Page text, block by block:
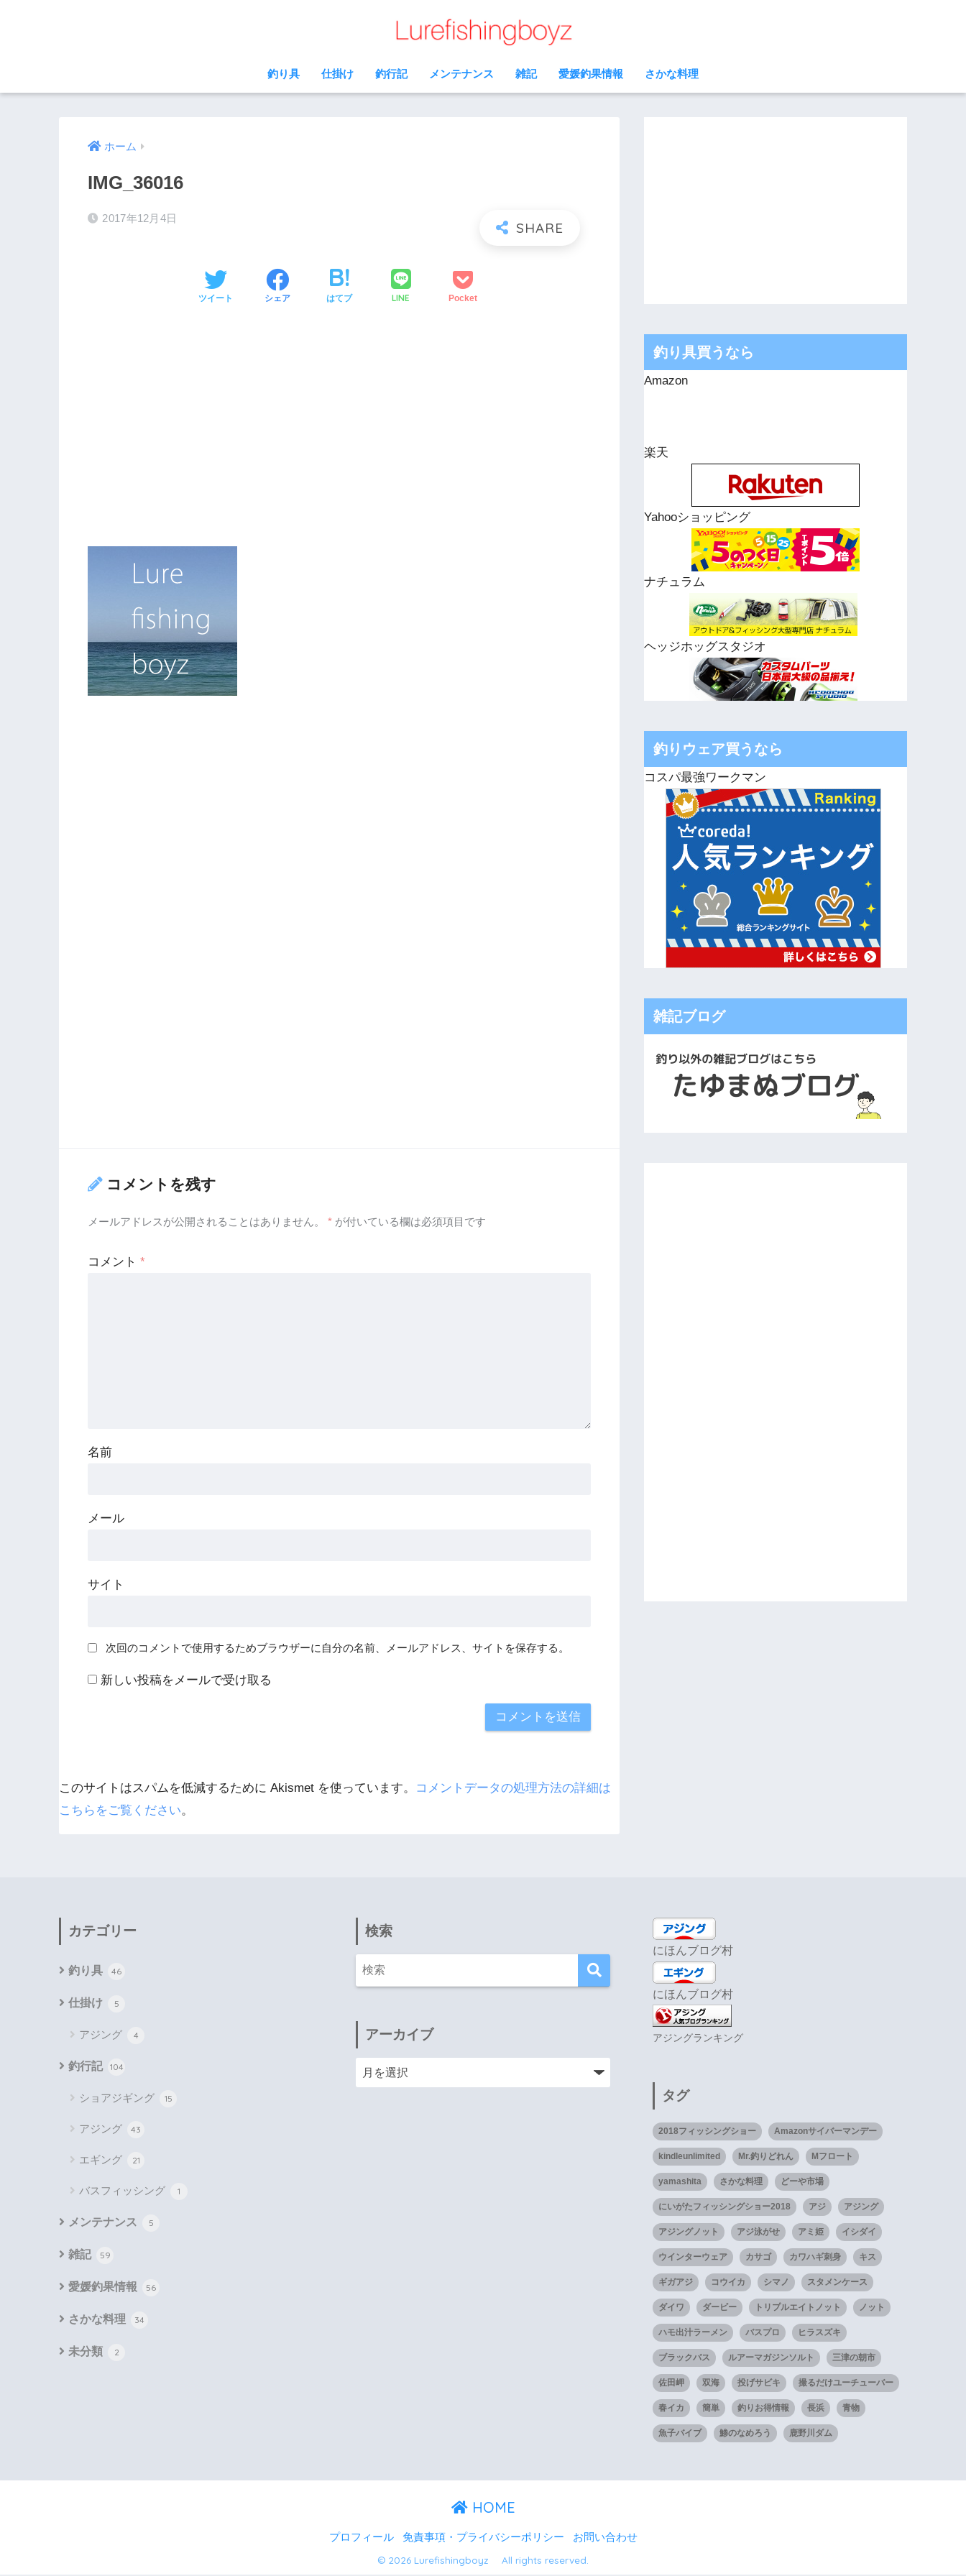
釣り具 仕掛け 釣行記 メンテナンス 雑記 愛媛釣果情報 さかな料理
ホーム
IMG_36016
2017年12月4日
ツイート シェア はてブ LINE Pocket
コメントを残す
メールアドレスが公開されることはありません。 * が付いている欄は必須項目です
コメント *
名前
メール
サイト
次回のコメントで使用するためブラウザーに自分の名前、メールアドレス、サイトを保存する。
新しい投稿をメールで受け取る
このサイトはスパムを低減するために Akismet を使っています。
コメントデータの処理方法の詳細は
こちらをご覧ください。
釣り具買うなら
Amazon
楽天
Yahooショッピング
ナチュラム
ヘッジホッグスタジオ
釣りウェア買うなら
コスパ最強ワークマン
雑記ブログ
カテゴリー
釣り具 46
仕掛け 5
アジング 4
釣行記 104
ショアジギング 15
アジング 43
エギング 21
バスフィッシング 1
メンテナンス 5
雑記 59
愛媛釣果情報 56
さかな料理 34
未分類 2
検索
アーカイブ
にほんブログ村
にほんブログ村
アジングランキング
タグ
2018フィッシングショー Amazonサイバーマンデー
kindleunlimited Mr.釣りどれん Mフロート
yamashita さかな料理 どーや市場
にいがたフィッシングショー2018 アジ アジング
アジングノット アジ泳がせ アミ姫 イシダイ
ウインターウェア カサゴ カワハギ刺身 キス
ギガアジ コウイカ シマノ スタメンケース
ダイワ ダービー トリプルエイトノット ノット
ハモ出汁ラーメン バスプロ ヒラスズキ
ブラックバス ルアーマガジンソルト 三津の朝市
佐田岬 双海 投げサビキ 撮るだけユーチューバー
春イカ 簡単 釣りお得情報 長浜 青物
魚子バイブ 鯵のなめろう 鹿野川ダム
HOME
プロフィール 免責事項・プライバシーポリシー お問い合わせ
© 2026 Lurefishingboyz All rights reserved.